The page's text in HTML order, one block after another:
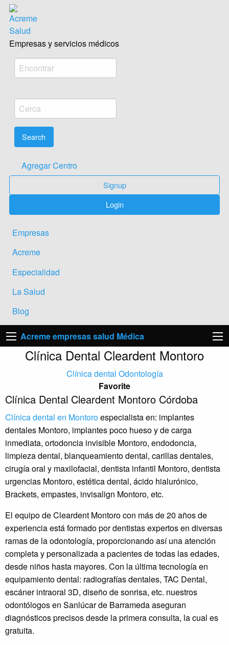
Acreme empresas salud Médica
Empresas y servicios médicos
Agregar Centro
Signup
Login
Empresas
Acreme
Especialidad
La Salud
Blog
Acreme empresas salud Médica
Clínica Dental Cleardent Montoro
Clínica dental Odontología
Favorite
Clínica Dental Cleardent Montoro Córdoba
Clínica dental en Montoroespecialista en: implantes
dentales Montoro, implantes poco hueso y de carga
inmediata, ortodoncia invisible Montoro, endodoncia,
limpieza dental, blanqueamiento dental, carillas dentales,
cirugía oral y maxilofacial, dentista infantil Montoro, dentista
urgencias Montoro, estética dental, ácido hialurónico,
Brackets, empastes, invisalign Montoro, etc.
El equipo de Cleardent Montoro con más de 20 años de
experiencia está formado por dentistas expertos en diversas
ramas de la odontología, proporcionando así una atención
completa y personalizada a pacientes de todas las edades,
desde niños hasta mayores. Con la última tecnología en
equipamiento dental: radiografías dentales, TAC Dental,
escáner intraoral 3D, diseño de sonrisa, etc. nuestros
odontólogos en Sanlúcar de Barrameda aseguran
diagnósticos precisos desde la primera consulta, la cual es
gratuita.